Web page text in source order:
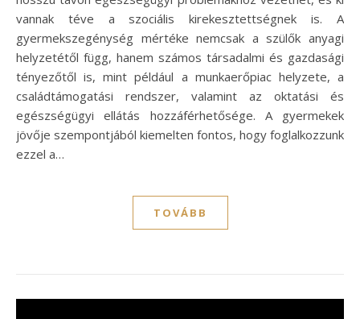
vannak téve a szociális kirekesztettségnek is. A
gyermekszegénység mértéke nemcsak a szülők anyagi
helyzetétől függ, hanem számos társadalmi és gazdasági
tényezőtől is, mint például a munkaerőpiac helyzete, a
családtámogatási rendszer, valamint az oktatási és
egészségügyi ellátás hozzáférhetősége. A gyermekek
jövője szempontjából kiemelten fontos, hogy foglalkozzunk
ezzel a…
TOVÁBB